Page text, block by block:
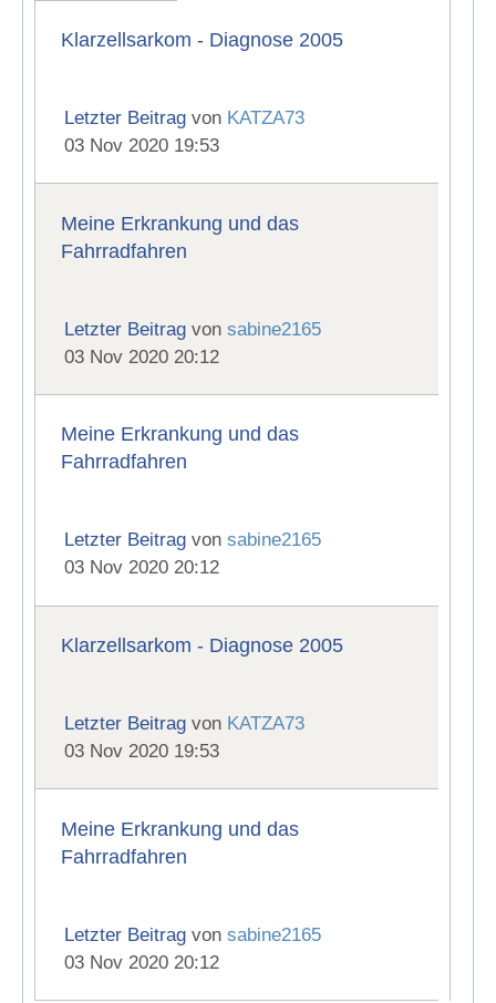
Klarzellsarkom - Diagnose 2005
Letzter Beitrag von KATZA73
03 Nov 2020 19:53
Meine Erkrankung und das
Fahrradfahren
Letzter Beitrag vonsabine2165
03 Nov 2020 20:12
Meine Erkrankung und das
Fahrradfahren
Letzter Beitrag vonsabine2165
03 Nov 2020 20:12
Klarzellsarkom - Diagnose 2005
Letzter Beitrag von KATZA73
03 Nov 2020 19:53
Meine Erkrankung und das
Fahrradfahren
Letzter Beitrag vonsabine2165
03 Nov 2020 20:12